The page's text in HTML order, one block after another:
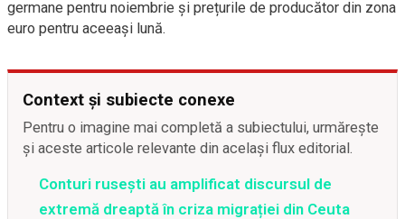
germane pentru noiembrie și prețurile de producător din zona
euro pentru aceeași lună.
Context și subiecte conexe
Pentru o imagine mai completă a subiectului, urmărește
și aceste articole relevante din același flux editorial.
Conturi rusești au amplificat discursul de
extremă dreaptă în criza migrației din Ceuta